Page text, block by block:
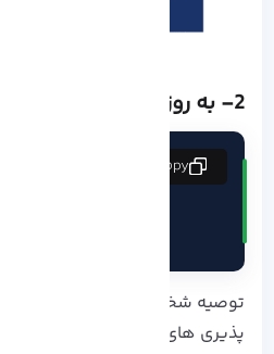
2- به روز رسانی سیستم
copy
توصیه شخصی: به‌ روزرسانی
پذیری‌ های امنیتی و بهبود